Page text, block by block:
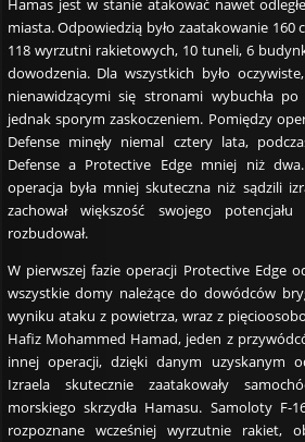
Hamas jest w stanie atakować nawet
miasta. Odpowiedzią było zaatakowanie
118 wyrzutni rakietowych, 10 tuneli, 6
dowodzenia. Dla wszystkich było
nienawidzącymi się stronami wybuchła
jednak sporym zaskoczeniem. Pomiędzy
Defense minęły niemal cztery lata,
Defense a Protective Edge mniej niż
operacja była mniej skuteczna niż sądzili
zachował większość swojego
rozbudował.
W pierwszej fazie operacji Protective Edge
wszystkie domy należące do dowódców
wyniku ataku z powietrza, wraz z
Hafiz Mohammed Hamad, jeden z
innej operacji, dzięki danym uzyskanym
Izraela skutecznie zaatakowały
morskiego skrzydła Hamasu. Samoloty F-
rozpoznane wcześniej wyrzutnie rakiet,